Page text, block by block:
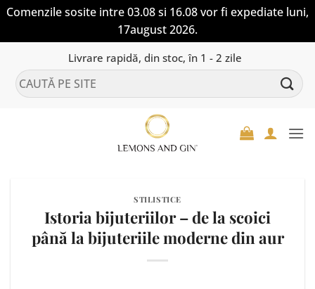
Comenzile sosite intre 03.08 si 16.08 vor fi expediate luni,
17august 2026.
content
Livrare rapidă, din stoc, în 1 - 2 zile
Caută
după:
STILISTICE
Istoria bijuteriilor – de la scoici
până la bijuteriile moderne din aur